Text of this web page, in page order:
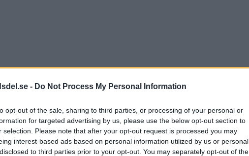
- Do Not Process My Personal Information
opt-out of the sale, sharing to third parties, or processing of your personal or
for targeted advertising by us, please use the below opt-out section to
selection. Please note that after your opt-out request is processed you may
interest-based ads based on personal information utilized by us or personal
to third parties prior to your opt-out. You may separately opt-out of the